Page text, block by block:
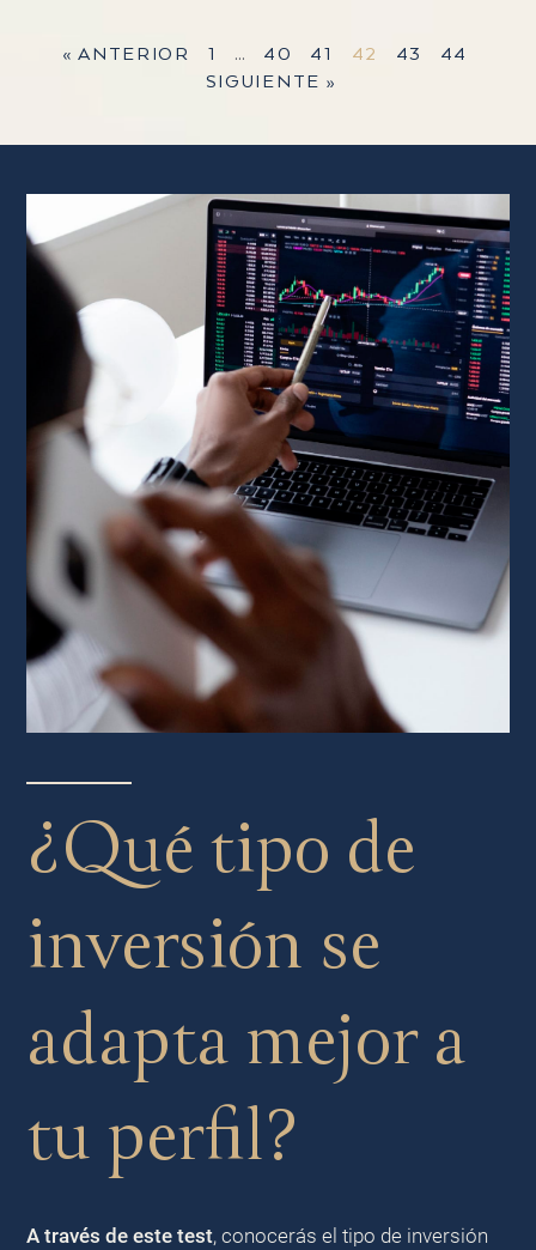
« ANTERIOR 1 … 40 41 42 43
44
SIGUIENTE »
¿Qué tipo de
inversión se
adapta mejor a
tu perfil?
A través de este test, conocerás el tipo de inversión